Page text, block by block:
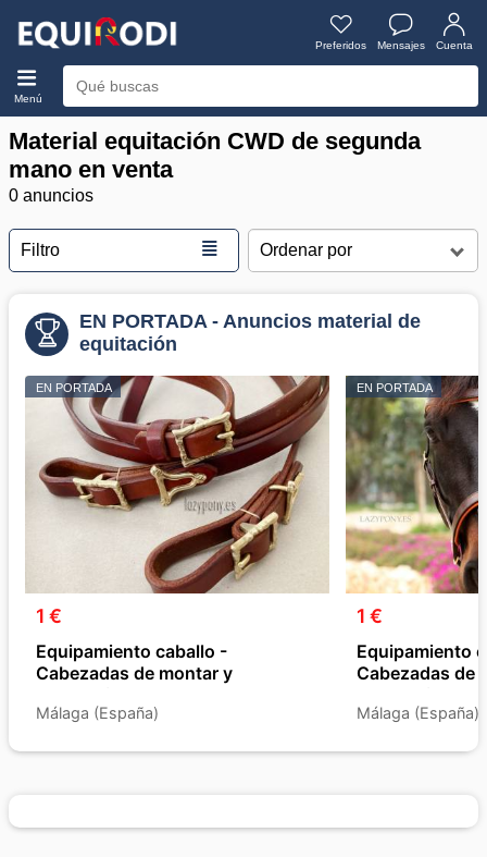
Preferidos Mensajes Cuenta
Menú
Material equitación CWD de segunda
mano en venta
0 anuncios
Filtro ≣
EN PORTADA - Anuncios material de
equitación
EN PORTADA
1 €
Equipamiento caballo -
Cabezadas de montar y
Málaga (España)
EN PORTADA
1 €
Equipamiento
Cabezadas de
Málaga (España)